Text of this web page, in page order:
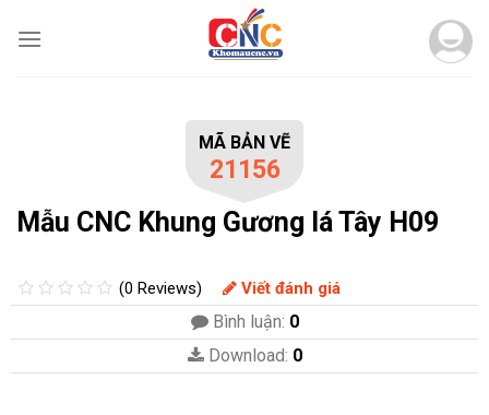
MÃ BẢN VẼ
21156
Mẫu CNC Khung Gương lá Tây H09
(0 Reviews) Viết đánh giá
Bình luận: 0
Download: 0